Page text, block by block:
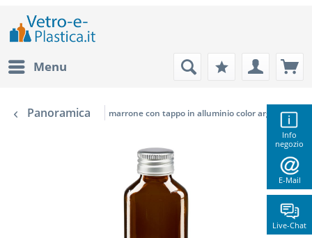
Info
negozio
E-Mail
Live-Chat
Menu
Panoramica marrone con tappo in alluminio color argento